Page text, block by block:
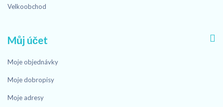
Velkoobchod
Můj účet
Moje objednávky
Moje dobropisy
Moje adresy